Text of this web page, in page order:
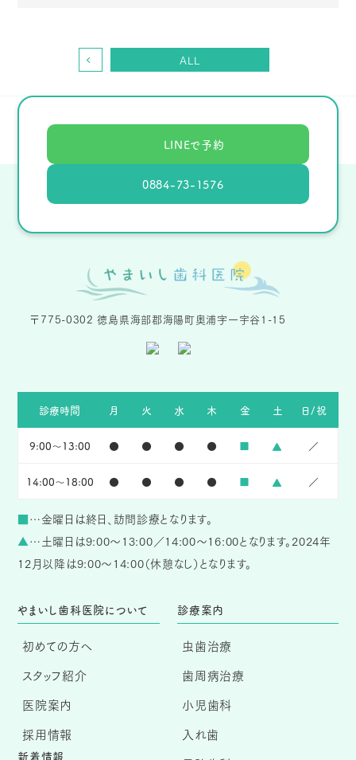
ALL
LINEで予約
0884-73-1576
〒775-0302 徳島県海部郡海陽町奥浦字一宇谷1-15
診療時間 月 火 水 木 金 土 日/祝
9:00～13:00 ● ● ● ● ■ ▲ ／
14:00～18:00 ● ● ● ● ■ ▲ ／
■…金曜日は終日、訪問診療となります。
▲…土曜日は9:00～13:00／14:00～16:00となります。2024年
12月以降は9:00～14:00（休憩なし）となります。
やまいし歯科医院について
初めての方へ
スタッフ紹介
医院案内
採用情報
診療案内
虫歯治療
歯周病治療
小児歯科
入れ歯
新着情報